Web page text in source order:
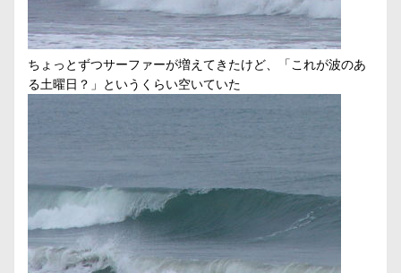
ちょっとずつサーファーが増えてきたけど、「これが波のあ
る土曜日？」というくらい空いていた